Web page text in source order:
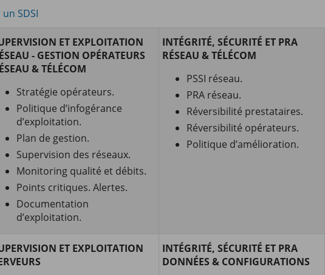
SDSI
ET EXPLOITATION
- GESTION OPÉRATEURS
& TÉLÉCOM
Stratégie opérateurs.
Politique d’infogérance
d’exploitation.
Plan de gestion.
Supervision des réseaux.
Monitoring qualité et débits.
Points critiques. Alertes.
Documentation
d’exploitation.
INTÉGRITÉ, SÉCURITÉ ET PRA
RÉSEAU & TÉLÉCOM
PSSI réseau.
PRA réseau.
Réversibilité prestataires.
Réversibilité opérateurs.
Politique d’amélioration.
ET EXPLOITATION
INTÉGRITÉ, SÉCURITÉ ET PRA
DONNÉES & CONFIGURATIONS